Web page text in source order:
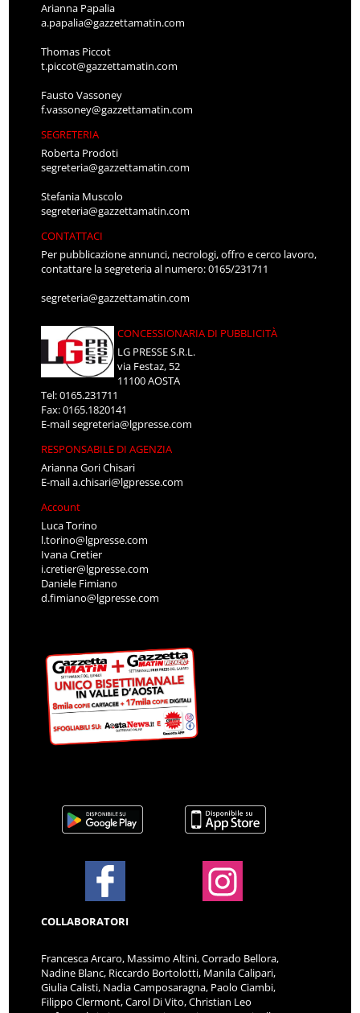
Arianna Papalia
a.papalia@gazzettamatin.com
Thomas Piccot
t.piccot@gazzettamatin.com
Fausto Vassoney
f.vassoney@gazzettamatin.com
SEGRETERIA
Roberta Prodoti
segreteria@gazzettamatin.com
Stefania Muscolo
segreteria@gazzettamatin.com
CONTATTACI
Per pubblicazione annunci, necrologi, offro e cerco lavoro,
contattare la segreteria al numero: 0165/231711
segreteria@gazzettamatin.com
CONCESSIONARIA DI PUBBLICITÀ
LG PRESSE S.R.L.
via Festaz, 52
11100 AOSTA
Tel: 0165.231711
Fax: 0165.1820141
E-mailsegreteria@lgpresse.com
RESPONSABILE DI AGENZIA
Arianna Gori Chisari
E-maila.chisari@lgpresse.com
Account
Luca Torino
l.torino@lgpresse.com
Ivana Cretier
i.cretier@lgpresse.com
Daniele Fimiano
d.fimiano@lgpresse.com
COLLABORATORI
Francesca Arcaro, Massimo Altini, Corrado Bellora,
Nadine Blanc, Riccardo Bortolotti, Manila Calipari,
Giulia Calisti, Nadia Camposaragna, Paolo Ciambi,
Filippo Clermont, Carol Di Vito, Christian Leo